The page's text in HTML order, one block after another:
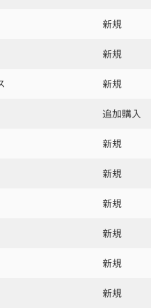
新規
新規
新規
追加購入
新規
新規
新規
新規
新規
新規